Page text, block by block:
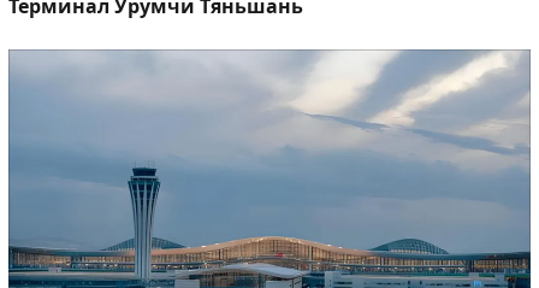
Терминал Урумчи Тяньшань